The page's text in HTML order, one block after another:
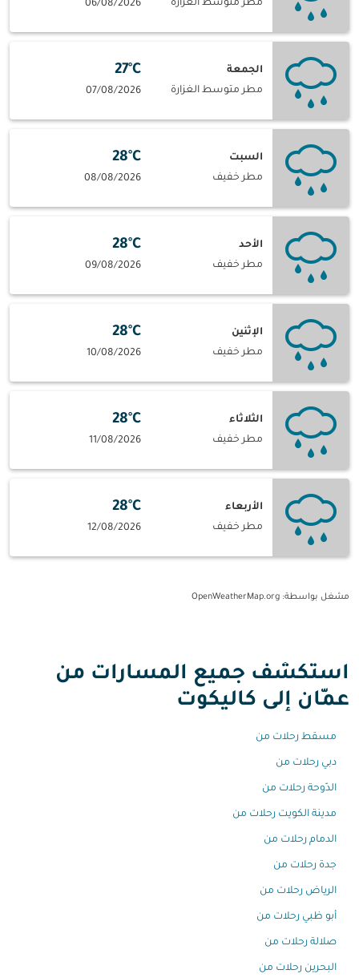
مطر متوسط الغزارة 06/08/2026
الجمعة
مطر متوسط الغزارة
27°C
07/08/2026
السبت
مطر خفيف
28°C
08/08/2026
الأحد
مطر خفيف
28°C
09/08/2026
الإثنين
مطر خفيف
28°C
10/08/2026
الثلاثاء
مطر خفيف
28°C
11/08/2026
الأربعاء
مطر خفيف
28°C
12/08/2026
مشغل بواسطة: OpenWeatherMap.org
استكشف جميع المسارات من
عمّان إلى كاليكوت
مسقط رحلات من
دبي رحلات من
الدّوحة رحلات من
مدينة الكويت رحلات من
الدمام رحلات من
جدة رحلات من
الرياض رحلات من
أبو ظبي رحلات من
صلالة رحلات من
البحرين رحلات من